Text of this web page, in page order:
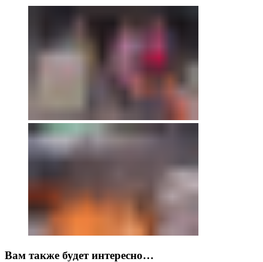
Вам также будет интересно…